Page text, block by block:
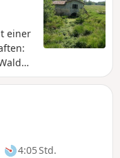
einer
4:05 Std.